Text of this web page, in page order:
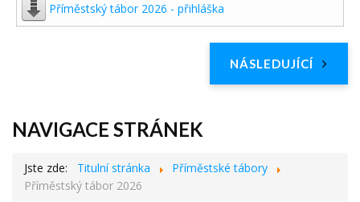
Příměstský tábor 2026 - přihláška
NÁSLEDUJÍCÍ
NAVIGACE STRÁNEK
Jste zde: Titulní stránka
Příměstské tábory
Příměstský tábor 2026